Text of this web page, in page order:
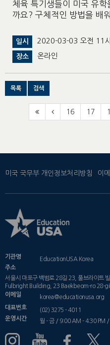
체육 특기생들이 미국 유
까요? 구체적인 방법을 배
일시 2020-03-03 오전 11시
장소 온라인
목록 검색
16 17
미국 국무부 개인정보처리방침 이
기관명
EducationUSA Korea
주소
서울시 마포구 백범로 28길 23, 풀브라이트
Fulbright Building, 23 Baekbeom-ro 28-
이메일
korea@educationusa.org
대표번호
(02) 3275 - 4011
운영시간
월 - 금 / 9:00 AM - 4:30 PM /